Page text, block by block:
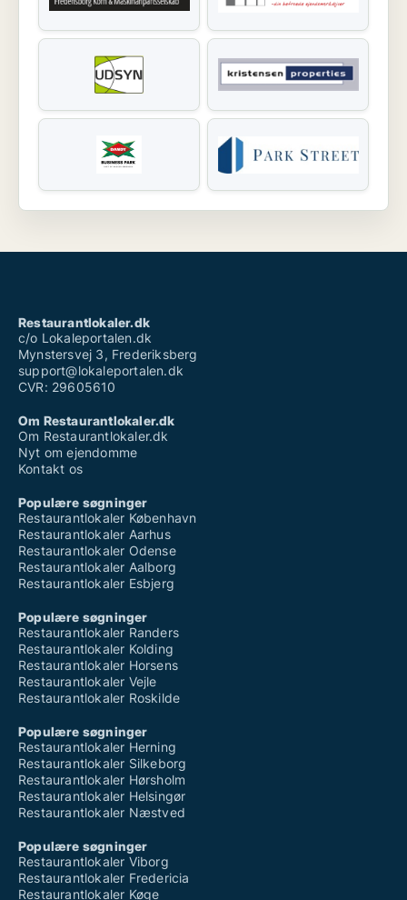
Restaurantlokaler.dk
c/o Lokaleportalen.dk
Mynstersvej 3, Frederiksberg
support@lokaleportalen.dk
CVR: 29605610
Om Restaurantlokaler.dk
Om Restaurantlokaler.dk
Nyt om ejendomme
Kontakt os
Populære søgninger
Restaurantlokaler København
Restaurantlokaler Aarhus
Restaurantlokaler Odense
Restaurantlokaler Aalborg
Restaurantlokaler Esbjerg
Populære søgninger
Restaurantlokaler Randers
Restaurantlokaler Kolding
Restaurantlokaler Horsens
Restaurantlokaler Vejle
Restaurantlokaler Roskilde
Populære søgninger
Restaurantlokaler Herning
Restaurantlokaler Silkeborg
Restaurantlokaler Hørsholm
Restaurantlokaler Helsingør
Restaurantlokaler Næstved
Populære søgninger
Restaurantlokaler Viborg
Restaurantlokaler Fredericia
Restaurantlokaler Køge